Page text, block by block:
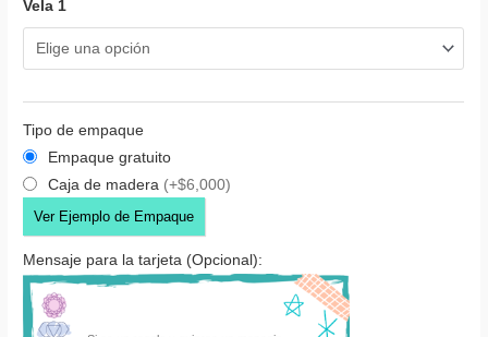
Vela 1
Tipo de empaque
Empaque gratuito
Caja de madera (+$6,000)
Ver Ejemplo de Empaque
Mensaje para la tarjeta (Opcional):